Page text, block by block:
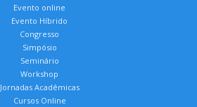
Evento online
Evento Híbrido
Congresso
Simpósio
Seminário
Workshop
Jornadas Acadêmicas
Cursos Online